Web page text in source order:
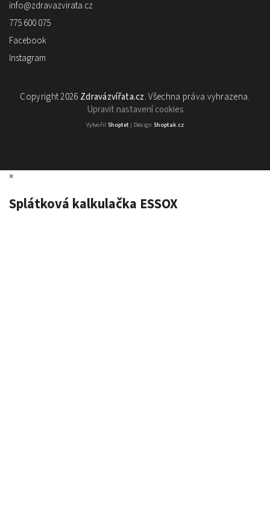
info@zdravazvirata.cz
775 600 075
Facebook
Instagram
Copyright 2026 Zdravázvířata.cz. Všechna práva vyhrazena.
Upravit nastavení cookies
Vytvořil Shoptet| Design Shoptak.cz
×
Splátková kalkulačka ESSOX